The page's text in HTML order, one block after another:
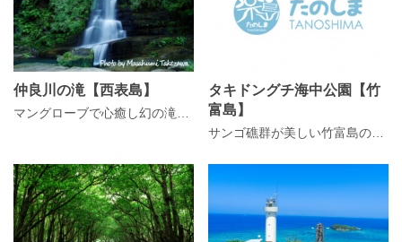
仲良川の滝【西表島】
タキドングチ海中公園【竹
富島】